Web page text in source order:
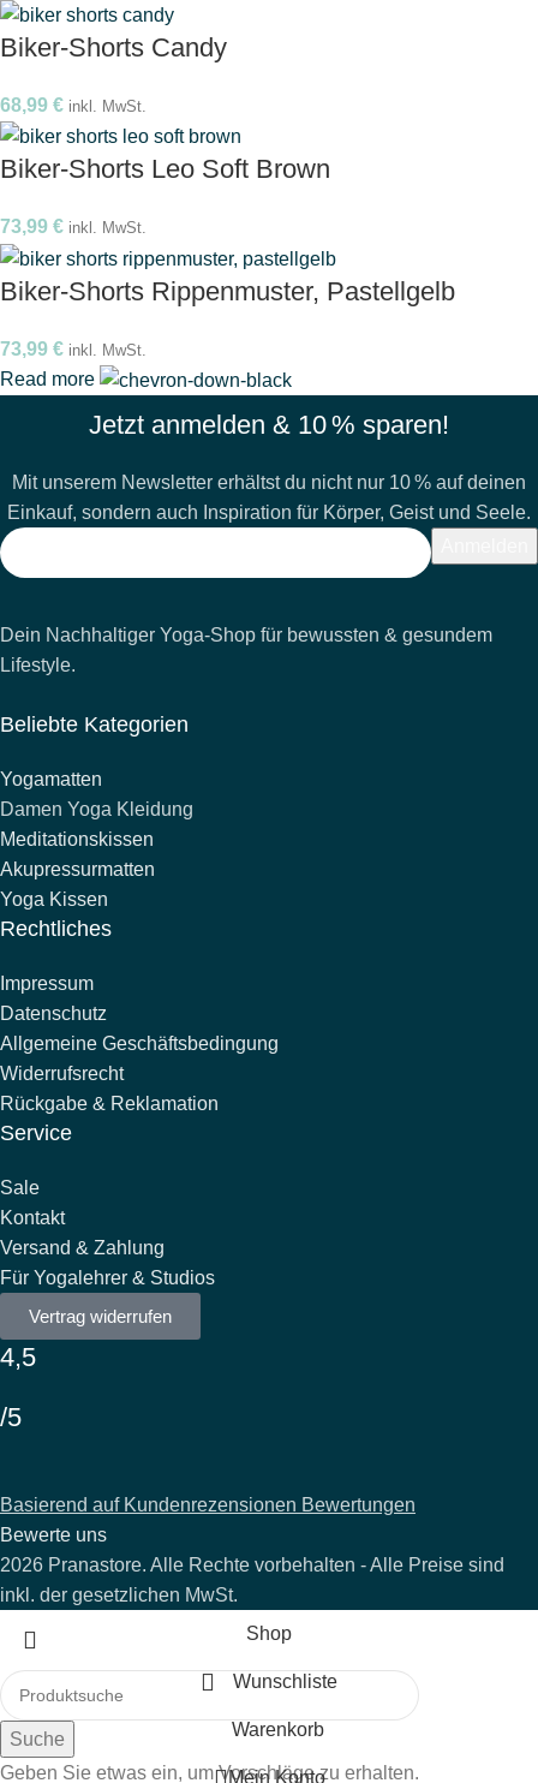
Biker-Shorts Candy
68,99 € inkl. MwSt.
Biker-Shorts Leo Soft Brown
73,99 € inkl. MwSt.
Biker-Shorts Rippenmuster, Pastellgelb
73,99 € inkl. MwSt.
Read more
Jetzt anmelden & 10 % sparen!
Mit unserem Newsletter erhältst du nicht nur 10 % auf deinen
Einkauf, sondern auch Inspiration für Körper, Geist und Seele.
Dein Nachhaltiger Yoga-Shop für bewussten & gesundem
Lifestyle.
Beliebte Kategorien
Yogamatten
Damen Yoga Kleidung
Meditationskissen
Akupressurmatten
Yoga Kissen
Rechtliches
Impressum
Datenschutz
Allgemeine Geschäftsbedingung
Widerrufsrecht
Rückgabe & Reklamation
Service
Sale
Kontakt
Versand & Zahlung
Für Yogalehrer & Studios
Vertrag widerrufen
4,5
/5
Basierend auf Kundenrezensionen Bewertungen
Bewerte uns
2026 Pranastore. Alle Rechte vorbehalten - Alle Preise sind
inkl. der gesetzlichen MwSt.
Suche
Geben Sie etwas ein, um Vorschläge zu erhalten.
Shop
Wunschliste
Warenkorb
Mein Konto